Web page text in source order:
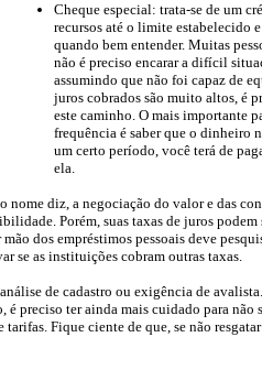
Cheque especial: trata-se de um
recursos até o limite estabelecido
quando bem entender. Muitas
não é preciso encarar a difícil
assumindo que não foi capaz de
juros cobrados são muito altos, é
este caminho. O mais importante
frequência é saber que o dinheiro
um certo período, você terá de
ela.
diz, a negociação do valor e das
Porém, suas taxas de juros podem
dos empréstimos pessoais deve
se as instituições cobram outras taxas.
de cadastro ou exigência de
preciso ter ainda mais cuidado para não
Fique ciente de que, se não